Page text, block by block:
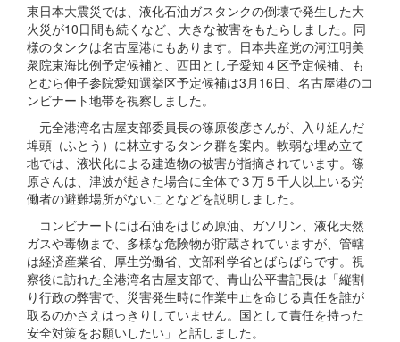
東日本大震災では、液化石油ガスタンクの倒壊で発生した大
火災が10日間も続くなど、大きな被害をもたらしました。同
様のタンクは名古屋港にもあります。日本共産党の河江明美
衆院東海比例予定候補と、西田とし子愛知４区予定候補、も
とむら伸子参院愛知選挙区予定候補は3月16日、名古屋港のコ
ンビナート地帯を視察しました。
元全港湾名古屋支部委員長の篠原俊彦さんが、入り組んだ
埠頭（ふとう）に林立するタンク群を案内。軟弱な埋め立て
地では、液状化による建造物の被害が指摘されています。篠
原さんは、津波が起きた場合に全体で３万５千人以上いる労
働者の避難場所がないことなどを説明しました。
コンビナートには石油をはじめ原油、ガソリン、液化天然
ガスや毒物まで、多様な危険物が貯蔵されていますが、管轄
は経済産業省、厚生労働省、文部科学省とばらばらです。視
察後に訪れた全港湾名古屋支部で、青山公平書記長は「縦割
り行政の弊害で、災害発生時に作業中止を命じる責任を誰が
取るのかさえはっきりしていません。国として責任を持った
安全対策をお願いしたい」と話しました。